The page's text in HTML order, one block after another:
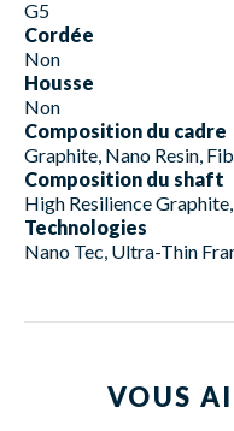
G5
Cordée
Non
Housse
Non
Composition du cadre
Graphite, Nano Resin,
Composition du shaft
High Resilience
Technologies
Nano Tec, Ultra-Thin
VOUS